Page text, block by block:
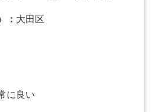
： 大田区
に良い